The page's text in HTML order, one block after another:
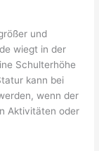
und
wiegt in der
Schulterhöhe
kann bei
wenn der
Aktivitäten oder